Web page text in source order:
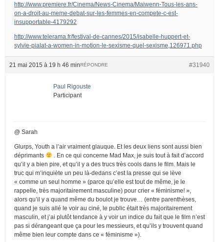
http://www.premiere.fr/Cinema/News-Cinema/Maiwenn-Tous-les-ans-
on-a-droit-au-meme-debat-sur-les-femmes-en-compete-c-est-
insupportable-4179292
http://www.telerama.fr/festival-de-cannes/2015/isabelle-huppert-et-
sylvie-pialat-a-women-in-motion-le-sexisme-quel-sexisme,126971.php
21 mai 2015 à 19 h 46 min #31940
RÉPONDRE
Paul Rigouste
Participant
@ Sarah
Glurps, Youth a l’air vraiment glauque. Et les deux liens sont aussi bien
déprimants
. En ce qui concerne Mad Max, je suis tout à fait d’accord
qu’il y a bien pire, et qu’il y a des trucs très cools dans le film. Mais le
truc qui m’inquiète un peu là-dedans c’est la presse qui se lève
« comme un seul homme » (parce qu’elle est tout de même, je le
rappelle, très majoritairement masculine) pour crier « féminisme! »,
alors qu’il y a quand même du boulot je trouve… (entre parenthèses,
quand je suis allé le voir au ciné, le public était très majoritairement
masculin, et j’ai plutôt tendance à y voir un indice du fait que le film n’est
pas si dérangeant que ça pour les messieurs, et qu’ils y trouvent quand
même bien leur compte dans ce « féminisme »).